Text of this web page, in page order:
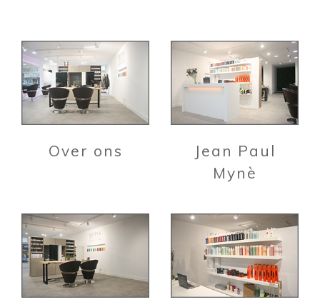
Over ons
Jean Paul
Mynè